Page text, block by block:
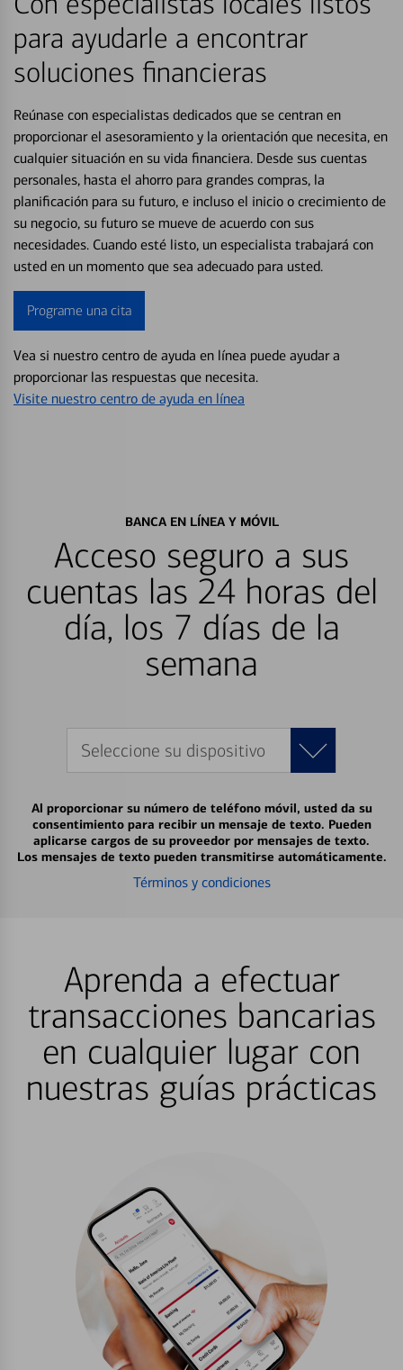
para ayudarle a encontrar
soluciones financieras
Reúnase con especialistas dedicados que se centran en
proporcionar el asesoramiento y la orientación que necesita, en
cualquier situación en su vida financiera. Desde sus cuentas
personales, hasta el ahorro para grandes compras, la
planificación para su futuro, e incluso el inicio o crecimiento de
su negocio, su futuro se mueve de acuerdo con sus
necesidades. Cuando esté listo, un especialista trabajará con
usted en un momento que sea adecuado para usted.
Programe una cita
Vea si nuestro centro de ayuda en línea puede ayudar a
proporcionar las respuestas que necesita.
Visite nuestro centro de ayuda en línea
BANCA EN LÍNEA Y MÓVIL
Acceso seguro a sus
cuentas las 24 horas del
día, los 7 días de la
semana
Seleccione su dispositivo
Al proporcionar su número de teléfono móvil, usted da su
consentimiento para recibir un mensaje de texto. Pueden
aplicarse cargos de su proveedor por mensajes de texto.
Los mensajes de texto pueden transmitirse automáticamente.
Términos y condiciones
Aprenda a efectuar
transacciones bancarias
en cualquier lugar con
nuestras guías prácticas